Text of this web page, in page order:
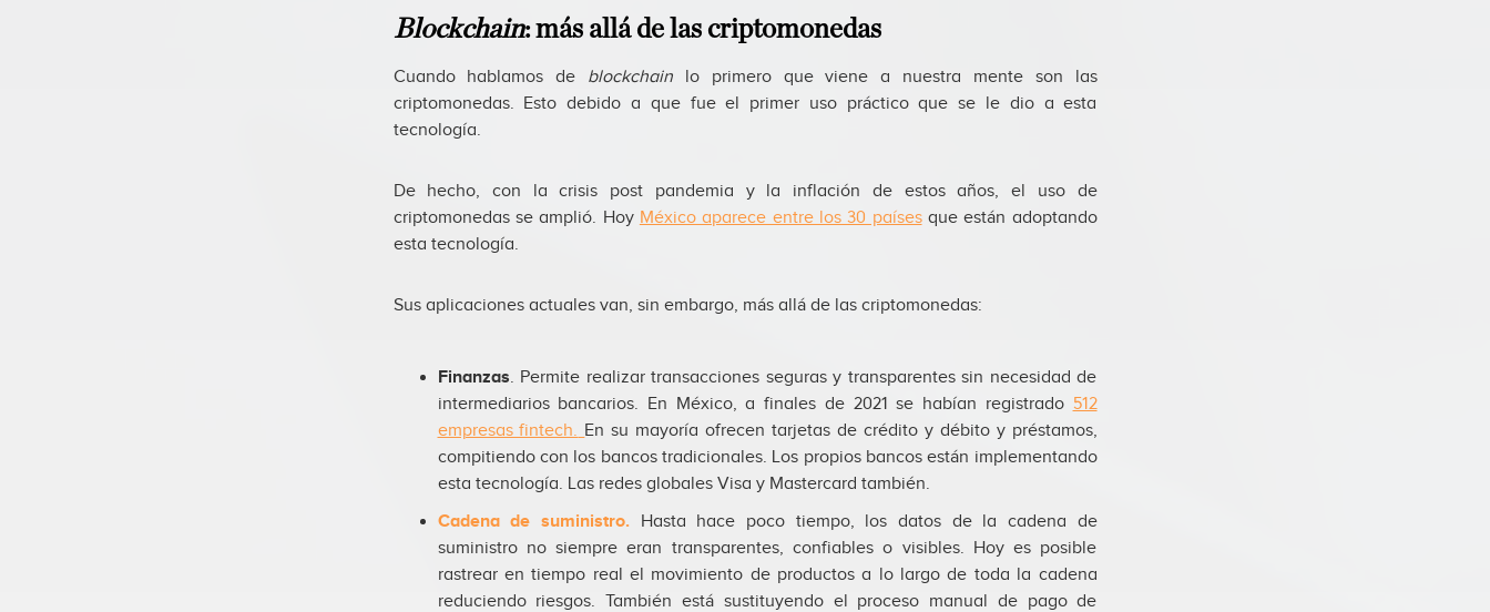
Blockchain: más allá de las criptomonedas
Cuando hablamos de blockchain lo primero que viene a nuestra mente son las
criptomonedas. Esto debido a que fue el primer uso práctico que se le dio a esta
tecnología.
De hecho, con la crisis post pandemia y la inflación de estos años, el uso de
criptomonedas se amplió. Hoy México aparece entre los 30 paísesque están adoptando
esta tecnología.
Sus aplicaciones actuales van, sin embargo, más allá de las criptomonedas:
Finanzas. Permite realizar transacciones seguras y transparentes sin necesidad de
intermediarios bancarios. En México, a finales de 2021 se habían registrado 512
empresas fintech. En su mayoría ofrecen tarjetas de crédito y débito y préstamos,
compitiendo con los bancos tradicionales. Los propios bancos están implementando
esta tecnología. Las redes globales Visa y Mastercard también.
Cadena de suministro.Hasta hace poco tiempo, los datos de la cadena de
suministro no siempre eran transparentes, confiables o visibles. Hoy es posible
rastrear en tiempo real el movimiento de productos a lo largo de toda la cadena
reduciendo riesgos. También está sustituyendo el proceso manual de pago de